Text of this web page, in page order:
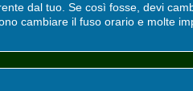
dal tuo. Se così fosse, devi
cambiare il fuso orario e molte